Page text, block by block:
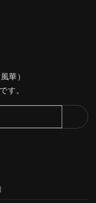
華）
す。